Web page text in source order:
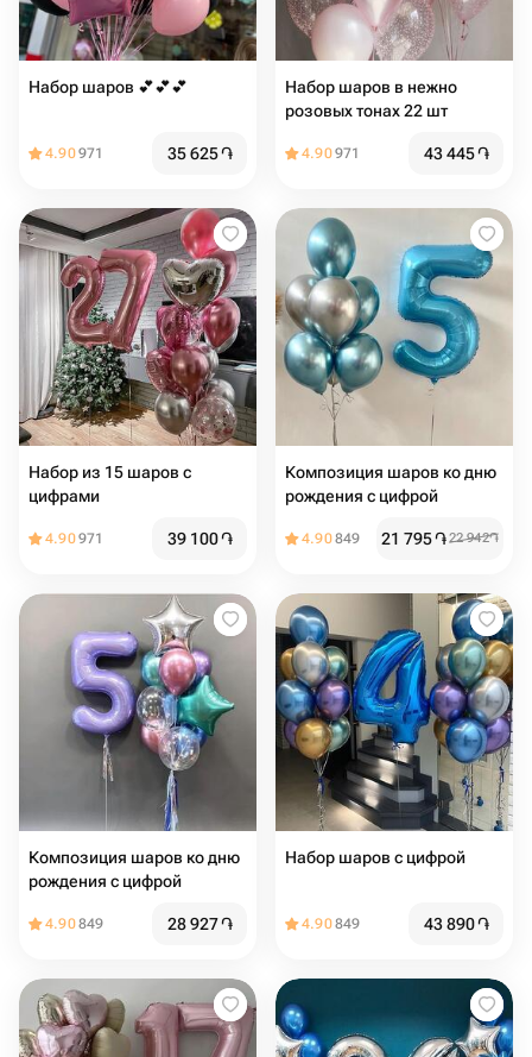
Набор шаров 💕💕💕
4.90971 35 625֏
Набор шаров в нежно
розовых тонах 22 шт
4.90971 43 445֏
Набор из 15 шаров с
цифрами
4.90971 39 100֏
Композиция шаров ко дню
рождения с цифрой
4.90849 21 795֏22 942֏
Композиция шаров ко дню
рождения с цифрой
4.90849 28 927֏
Набор шаров с цифрой
4.90849 43 890֏